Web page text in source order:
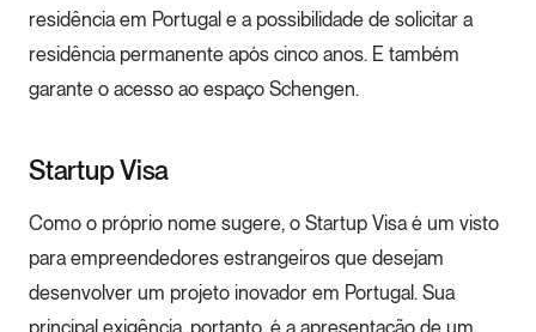
residência em Portugal e a possibilidade de solicitar a
residência permanente após cinco anos. E também
garante o acesso ao espaço Schengen.
Startup Visa
Como o próprio nome sugere, o Startup Visa é um visto
para empreendedores estrangeiros que desejam
desenvolver um projeto inovador em Portugal. Sua
principal exigência, portanto, é a apresentação de um